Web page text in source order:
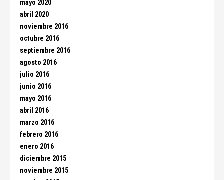
mayo 2020
abril 2020
noviembre 2016
octubre 2016
septiembre 2016
agosto 2016
julio 2016
junio 2016
mayo 2016
abril 2016
marzo 2016
febrero 2016
enero 2016
diciembre 2015
noviembre 2015